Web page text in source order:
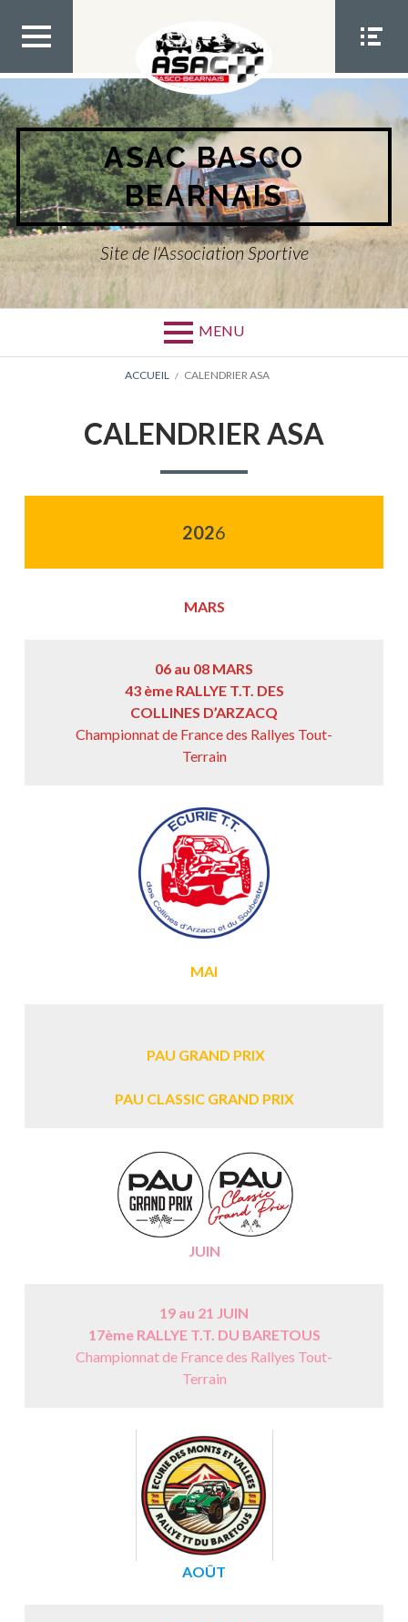
contenu
MEN
MEN
SOCIA
L
ASAC BASCO
BEARNAIS
Site de l'Association Sportive
MENU
D'ARIANE
ACCUEIL CALENDRIER ASA
CALENDRIER ASA
2026
MARS
06 au 08 MARS
43 ème RALLYE T.T. DES
COLLINES D’ARZACQ
Championnat de France des Rallyes Tout-
Terrain
MAI
PAU GRAND PRIX
PAU CLASSIC GRAND PRIX
JUIN
19 au 21 JUIN
17ème RALLYE T.T. DU BARETOUS
Championnat de France des Rallyes Tout-
Terrain
AOÛT